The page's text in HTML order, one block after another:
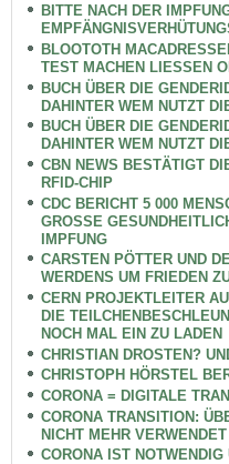
BITTE NACH DER
BLOOTOTH
TEST MACHEN LIESSEN
BUCH ÜBER DIE
DAHINTER WEM NUTZT
BUCH ÜBER DIE
DAHINTER WEM NUTZT
CBN NEWS BESTÄTIGT
RFID-CHIP
CDC BERICHT 5 000
GROSSE
IMPFUNG
CARSTEN PÖTTER UND
WERDENS UM FRIEDEN
CERN PROJEKTLEITER
DIE
NOCH MAL EIN ZU LADEN
CHRISTIAN DROSTEN?
CHRISTOPH HÖRSTEL
CORONA = DIGITALE
CORONA TRANSITION:
NICHT MEHR
CORONA IST